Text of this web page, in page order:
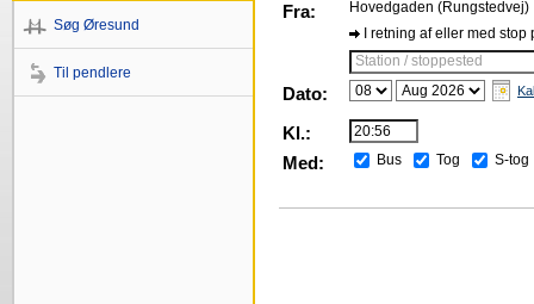
Søg Øresund
Til pendlere
Fra:
Hovedgaden (Rungstedvej)
I retning af eller med stop
Station / stoppested
Dato:
Kl.:
Med:
Bus Tog S-tog